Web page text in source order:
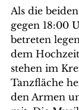
Als die
gegen 18:00
betreten
dem
stehen im
Tanzfläche
den Armen